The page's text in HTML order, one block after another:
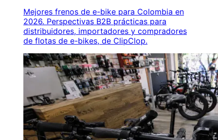
Mejores frenos de e-bike para Colombia en
2026. Perspectivas B2B prácticas para
distribuidores, importadores y compradores
de flotas de e-bikes, de ClipClop.